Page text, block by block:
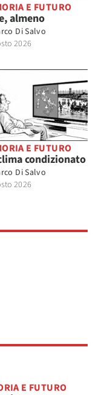
E FUTURO
almeno
Di Salvo
2026
E FUTURO
condizionato
Di Salvo
2026
E FUTURO